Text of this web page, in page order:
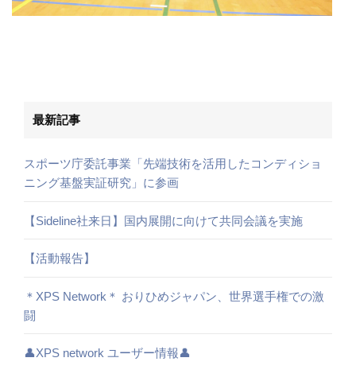
最新記事
スポーツ庁委託事業「先端技術を活用したコンディショ
ニング基盤実証研究」に参画
【Sideline社来日】国内展開に向けて共同会議を実施
【活動報告】
＊XPS Network＊ おりひめジャパン、世界選手権での激
闘
👤XPS network ユーザー情報👤